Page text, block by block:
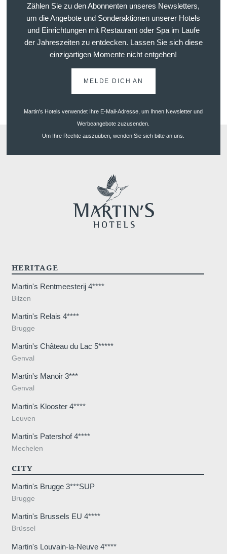
Zählen Sie zu den Abonnenten unseres Newsletters,
um die Angebote und Sonderaktionen unserer Hotels
und Einrichtungen mit Restaurant oder Spa im Laufe
der Jahreszeiten zu entdecken. Lassen Sie sich diese
einzigartigen Momente nicht entgehen!
MELDE DICH AN
Martin's Hotels verwendet Ihre E-Mail-Adresse, um Ihnen Newsletter und
Werbeangebote zuzusenden.
Um Ihre Rechte auszuüben, wenden Sie sich bitte an uns.
HERITAGE
Martin's Rentmeesterij 4****
Bilzen
Martin's Relais 4****
Brugge
Martin's Château du Lac 5*****
Genval
Martin's Manoir 3***
Genval
Martin's Klooster 4****
Leuven
Martin's Patershof 4****
Mechelen
CITY
Martin's Brugge 3***SUP
Brugge
Martin's Brussels EU 4****
Brüssel
Martin's Louvain-la-Neuve 4****